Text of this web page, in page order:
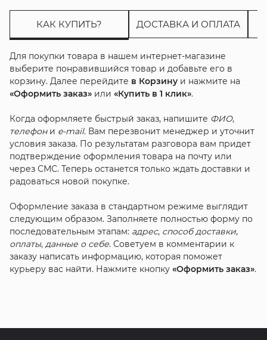
КАК КУПИТЬ? ДОСТАВКА И ОПЛАТА
Для покупки товара в нашем интернет-магазине
выберите понравившийся товар и добавьте его в
корзину. Далее перейдите в Корзинуи нажмите на
«Оформить заказ»или «Купить в 1 клик».
Когда оформляете быстрый заказ, напишите ФИО,
телефони e-mail. Вам перезвонит менеджер и уточнит
условия заказа. По результатам разговора вам придет
подтверждение оформления товара на почту или
через СМС. Теперь останется только ждать доставки и
радоваться новой покупке.
Оформление заказа в стандартном режиме выглядит
следующим образом. Заполняете полностью форму по
последовательным этапам: адрес, способ доставки,
оплаты, данные о себе. Советуем в комментарии к
заказу написать информацию, которая поможет
курьеру вас найти. Нажмите кнопку «Оформить заказ».